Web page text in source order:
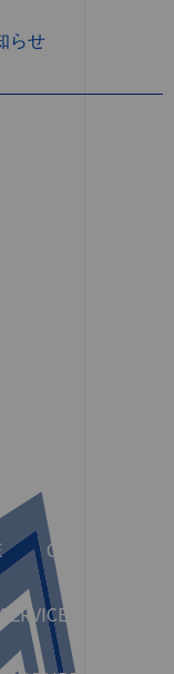
らせ
COMPANY
SERVICES